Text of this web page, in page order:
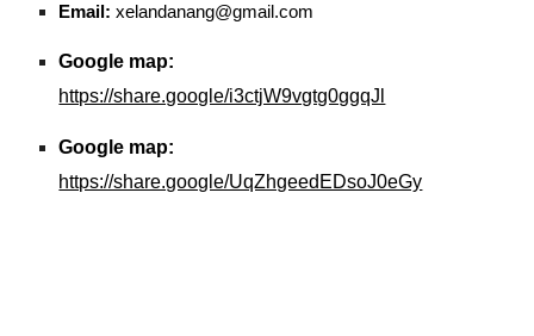
Email: xelandanang@gmail.com
Google map:
https://share.google/i3ctjW9vgtg0ggqJl
Google map:
https://share.google/UqZhgeedEDsoJ0eGy